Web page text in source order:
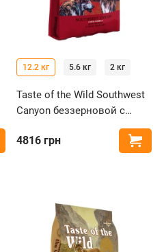
Купить
12.2 кг 5.6 кг 2 кг
Taste of the Wild Southwest
Canyon беззерновой с
кабаном для собак всех
4816 грн